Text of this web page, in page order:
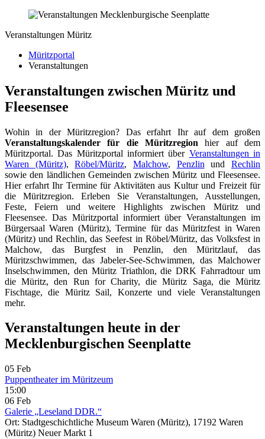
Veranstaltungen Müritz
Müritzportal
Veranstaltungen
Veranstaltungen zwischen Müritz und
Fleesensee
Wohin in der Müritzregion? Das erfahrt Ihr auf dem großen
Veranstaltungskalender für die Müritzregion hier auf dem
Müritzportal. Das Müritzportal informiert über Veranstaltungen in
Waren (Müritz),Röbel/Müritz,Malchow, Penzlin undRechlin
sowie den ländlichen Gemeinden zwischen Müritz und Fleesensee.
Hier erfahrt Ihr Termine für Aktivitäten aus Kultur und Freizeit für
die Müritzregion. Erleben Sie Veranstaltungen, Ausstellungen,
Feste, Feiern und weitere Highlights zwischen Müritz und
Fleesensee. Das Müritzportal informiert über Veranstaltungen im
Bürgersaal Waren (Müritz), Termine für das Müritzfest in Waren
(Müritz) und Rechlin, das Seefest in Röbel/Müritz, das Volksfest in
Malchow, das Burgfest in Penzlin, den Müritzlauf, das
Müritzschwimmen, das Jabeler-See-Schwimmen, das Malchower
Inselschwimmen, den Müritz Triathlon, die DRK Fahrradtour um
die Müritz, den Run for Charity, die Müritz Saga, die Müritz
Fischtage, die Müritz Sail, Konzerte und viele Veranstaltungen
mehr.
Veranstaltungen heute in der
Mecklenburgischen Seenplatte
05 Feb
Puppentheater im Müritzeum
15:00
06 Feb
Galerie „Leseland DDR.“
Ort: Stadtgeschichtliche Museum Waren (Müritz), 17192 Waren
(Müritz) Neuer Markt 1